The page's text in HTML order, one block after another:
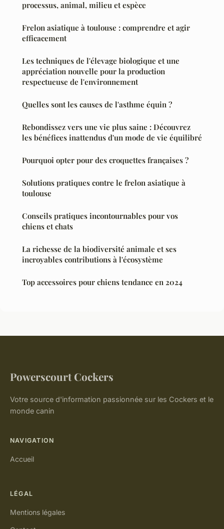
processus, animal, milieu et espèce
Frelon asiatique à toulouse : comprendre et agir
efficacement
Les techniques de l'élevage biologique et une
appréciation nouvelle pour la production
respectueuse de l'environnement
Quelles sont les causes de l'asthme équin ?
Rebondissez vers une vie plus saine : Découvrez
les bénéfices inattendus d'un mode de vie équilibré
Pourquoi opter pour des croquettes françaises ?
Solutions pratiques contre le frelon asiatique à
toulouse
Conseils pratiques incontournables pour vos
chiens et chats
La richesse de la biodiversité animale et ses
incroyables contributions à l'écosystème
Top accessoires pour chiens tendance en 2024
Powerscourt Cockers
Votre source d'information passionnée sur les Cockers et le
monde canin
NAVIGATION
Accueil
LÉGAL
Mentions légales